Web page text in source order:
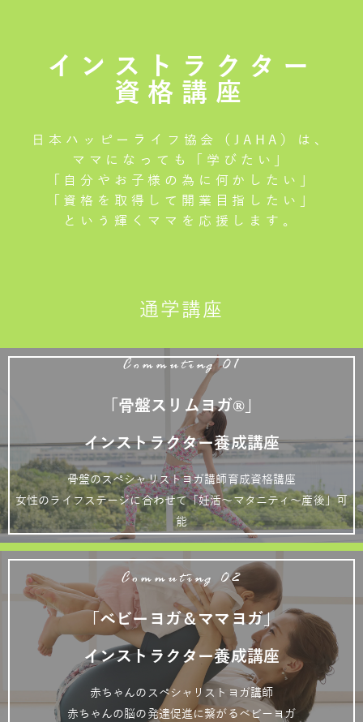
インストラクター
資格講座
日本ハッピーライフ協会（JAHA）は、
ママになっても「学びたい」
「自分やお子様の為に何かしたい」
「資格を取得して開業目指したい」
という輝くママを応援します。
通学講座
Commuting 01
「骨盤スリムヨガ®」
インストラクター養成講座
骨盤のスペシャリストヨガ講師育成資格講座
女性のライフステージに合わせて「妊活～マタニティ～産後」可
能
Commuting 02
「ベビーヨガ＆ママヨガ」
インストラクター養成講座
赤ちゃんのスペシャリストヨガ講師
赤ちゃんの脳の発達促進に繋がるベビーヨガ